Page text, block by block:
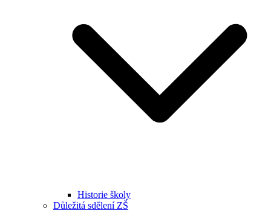
Historie školy
Důležitá sdělení ZŠ